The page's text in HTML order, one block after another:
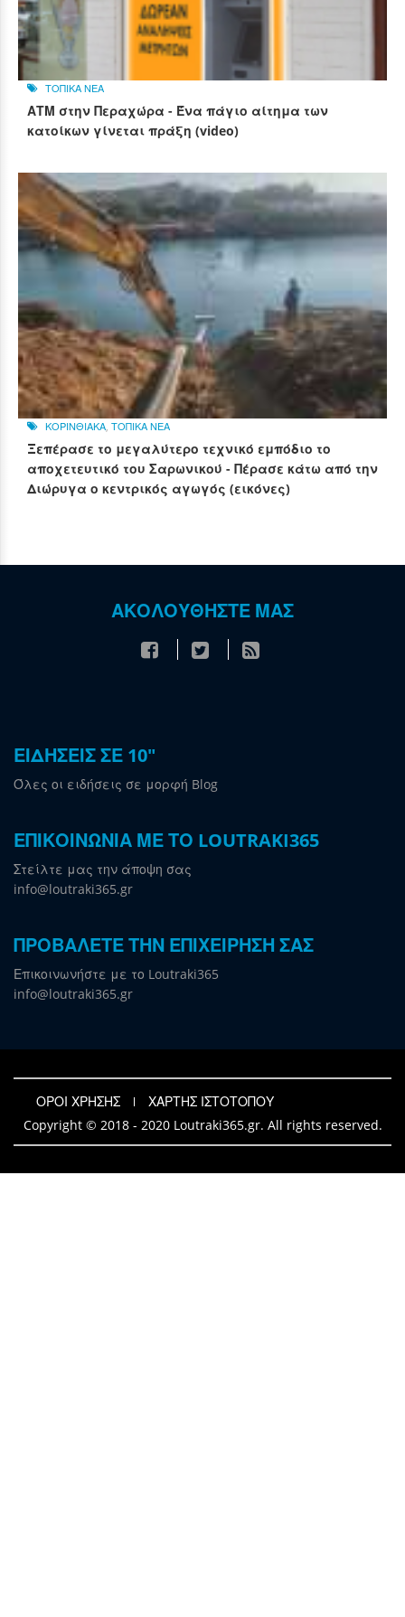
ΤΟΠΙΚΑ ΝΕΑ
ΑΤΜ στην Περαχώρα - Ένα πάγιο αίτημα των
κατοίκων γίνεται πράξη (video)
ΚΟΡΙΝΘΙΑΚΑ ΤΟΠΙΚΑ ΝΕΑ
Ξεπέρασε το μεγαλύτερο τεχνικό εμπόδιο το
αποχετευτικό του Σαρωνικού - Πέρασε κάτω από την
Διώρυγα ο κεντρικός αγωγός (εικόνες)
ΑΚΟΛΟΥΘΗΣΤΕ ΜΑΣ
ΕΙΔΗΣΕΙΣ ΣΕ 10"
Όλες οι ειδήσεις σε μορφή Blog
ΕΠΙΚΟΙΝΩΝΙΑ ΜΕ ΤΟ LOUTRAKI365
Στείλτε μας την άποψη σας
info@loutraki365.gr
ΠΡΟΒΑΛΕΤΕ ΤΗΝ ΕΠΙΧΕΙΡΗΣΗ ΣΑΣ
Επικοινωνήστε με το Loutraki365
info@loutraki365.gr
ΟΡΟΙ ΧΡΗΣΗΣ
ΧΑΡΤΗΣ ΙΣΤΟΤΟΠΟΥ
Copyright © 2018 - 2020 Loutraki365.gr. All rights reserved.